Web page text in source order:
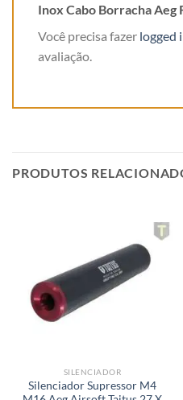
Inox Cabo Borracha Aeg
Você precisa fazer logged
avaliação.
PRODUTOS
SILENCIADOR
Silenciador Supressor M4